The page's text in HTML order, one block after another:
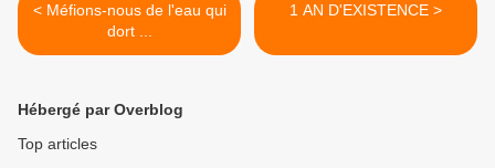
< Méfions-nous de l'eau qui
dort ...
1 AN D'EXISTENCE >
Hébergé par Overblog
Top articles